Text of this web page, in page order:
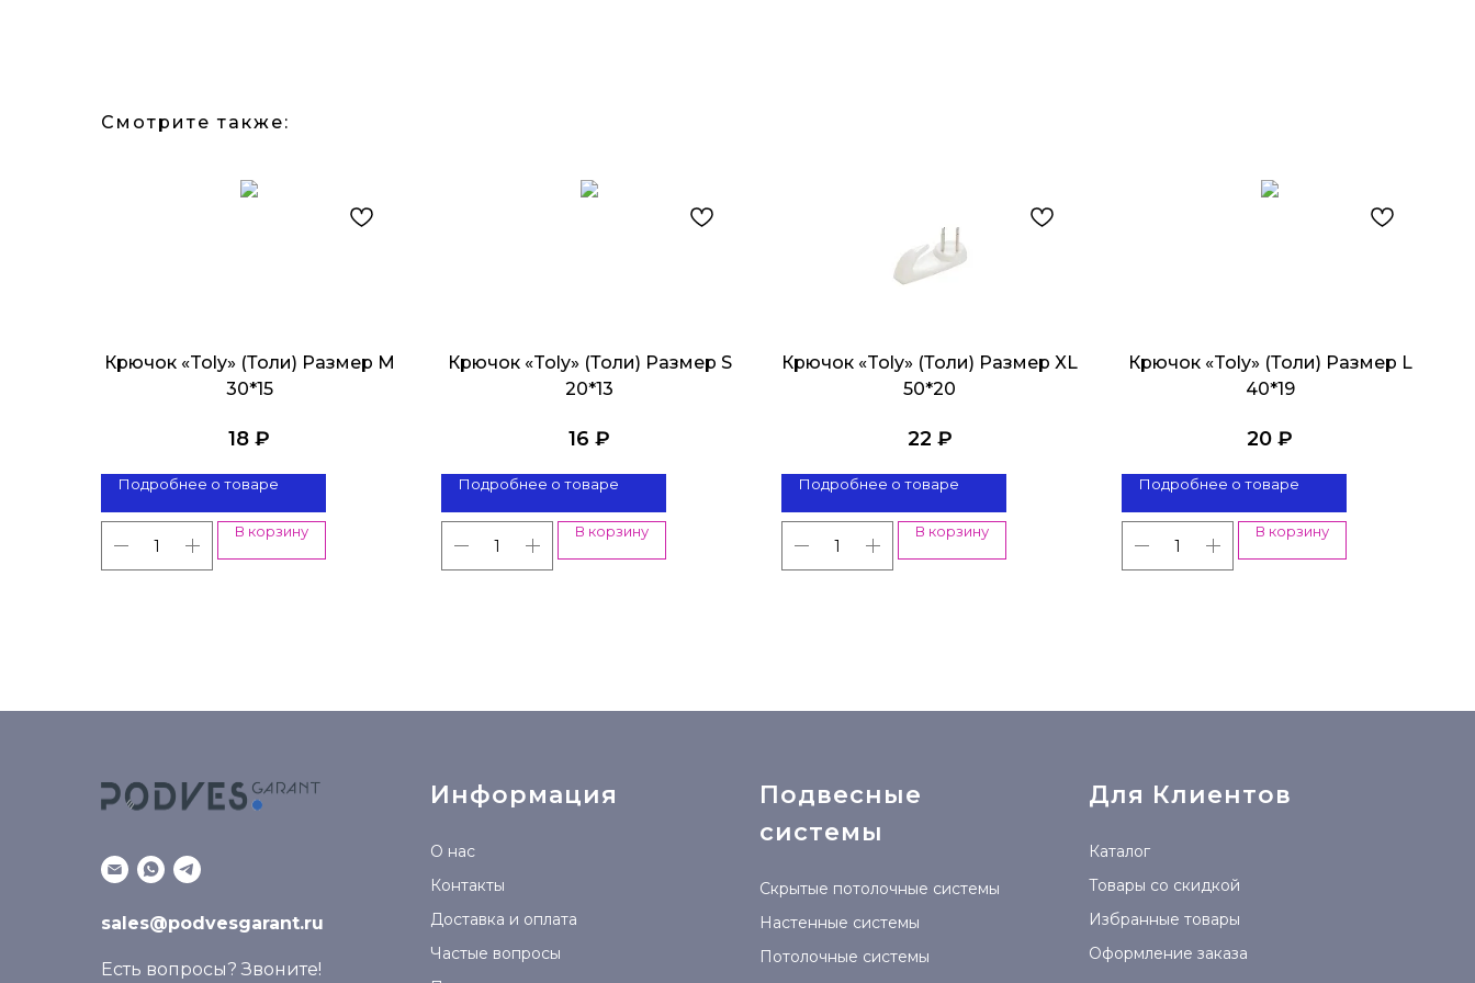
Смотрите также:
Крючок «Toly» (Толи) Размер M
30*15
18 ₽
Подробнее о товаре
В корзину
Крючок «Toly» (Толи) Размер S
20*13
16 ₽
Подробнее о товаре
В корзину
Крючок «Toly» (Толи) Размер XL
50*20
22 ₽
Подробнее о товаре
В корзину
Крючок «Toly» (Толи) Размер L
40*19
20 ₽
Подробнее о товаре
В корзину
sales@podvesgarant.ru
Есть вопросы? Звоните!
Информация
О нас
Контакты
Доставка и оплата
Частые вопросы
Подвесные
системы
Скрытые потолочные системы
Настенные системы
Потолочные системы
Для Клиентов
Каталог
Товары со скидкой
Избранные товары
Оформление заказа